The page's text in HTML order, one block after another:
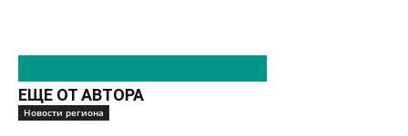
ЕЩЕ ОТ АВТОРА
Новости региона